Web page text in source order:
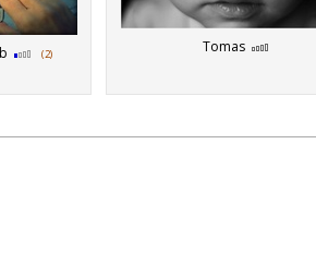
(2) Tomas